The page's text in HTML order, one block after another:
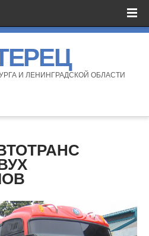
И ЛЕНИНГРАДСКОЙ ОБЛАСТИ